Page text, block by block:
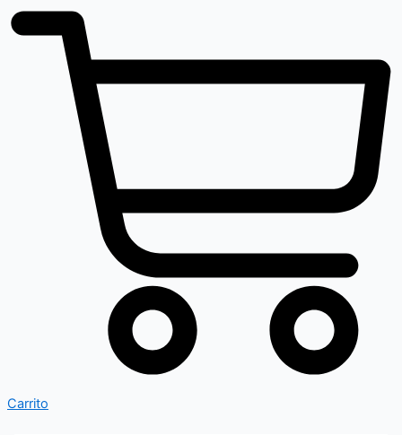
Carrito